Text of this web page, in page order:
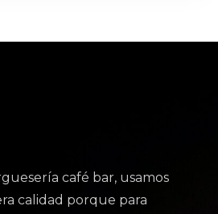
café bar, usamos
calidad porque para